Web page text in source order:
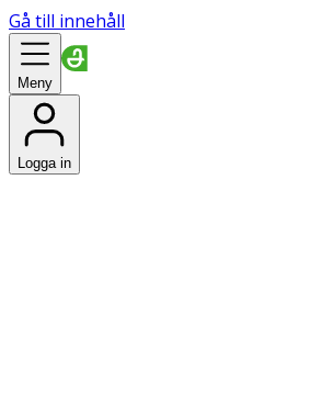
Gå till innehåll
Meny
Logga in